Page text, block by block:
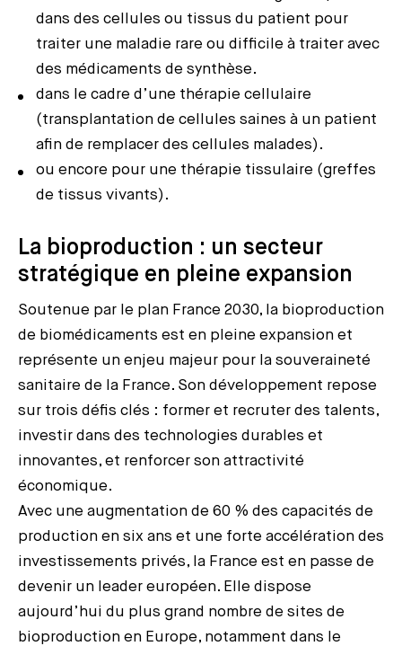
dans des cellules ou tissus du patient pour
traiter une maladie rare ou difficile à traiter avec
des médicaments de synthèse.
dans le cadre d’une thérapie cellulaire
(transplantation de cellules saines à un patient
afin de remplacer des cellules malades).
ou encore pour une thérapie tissulaire (greffes
de tissus vivants).
La bioproduction : un secteur
stratégique en pleine expansion
Soutenue par le plan France 2030, la bioproduction
de biomédicaments est en pleine expansion et
représente un enjeu majeur pour la souveraineté
sanitaire de la France. Son développement repose
sur trois défis clés : former et recruter des talents,
investir dans des technologies durables et
innovantes, et renforcer son attractivité
économique.
Avec une augmentation de 60 % des capacités de
production en six ans et une forte accélération des
investissements privés, la France est en passe de
devenir un leader européen. Elle dispose
aujourd’hui du plus grand nombre de sites de
bioproduction en Europe, notamment dans le